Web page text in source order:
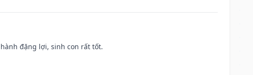
đặng lợi, sinh con rất tốt.